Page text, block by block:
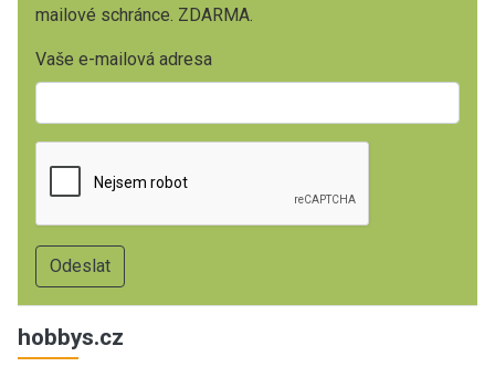
mailové schránce. ZDARMA.
Vaše e-mailová adresa
hobbys.cz